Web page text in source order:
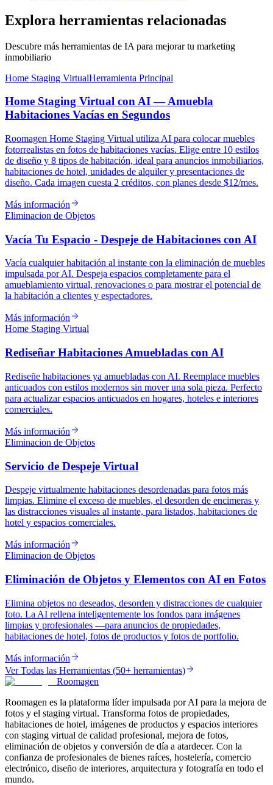
Explora herramientas relacionadas
Descubre más herramientas de IA para mejorar tu marketing
inmobiliario
Home Staging VirtualHerramienta Principal
Home Staging Virtual con AI — Amuebla
Habitaciones Vacías en Segundos
Roomagen Home Staging Virtual utiliza AI para colocar muebles
fotorrealistas en fotos de habitaciones vacías. Elige entre 10 estilos
de diseño y 8 tipos de habitación, ideal para anuncios inmobiliarios,
habitaciones de hotel, unidades de alquiler y presentaciones de
diseño. Cada imagen cuesta 2 créditos, con planes desde $12/mes.
Más información
Eliminacion de Objetos
Vacía Tu Espacio - Despeje de Habitaciones con AI
Vacía cualquier habitación al instante con la eliminación de muebles
impulsada por AI. Despeja espacios completamente para el
amueblamiento virtual, renovaciones o para mostrar el potencial de
la habitación a clientes y espectadores.
Más información
Home Staging Virtual
Rediseñar Habitaciones Amuebladas con AI
Rediseñe habitaciones ya amuebladas con AI. Reemplace muebles
anticuados con estilos modernos sin mover una sola pieza. Perfecto
para actualizar espacios anticuados en hogares, hoteles e interiores
comerciales.
Más información
Eliminacion de Objetos
Servicio de Despeje Virtual
Despeje virtualmente habitaciones desordenadas para fotos más
limpias. Elimine el exceso de muebles, el desorden de encimeras y
las distracciones visuales al instante, para listados, habitaciones de
hotel y espacios comerciales.
Más información
Eliminacion de Objetos
Eliminación de Objetos y Elementos con AI en Fotos
Elimina objetos no deseados, desorden y distracciones de cualquier
foto. La AI rellena inteligentemente los fondos para imágenes
limpias y profesionales —para anuncios de propiedades,
habitaciones de hotel, fotos de productos y fotos de portfolio.
Más información
Ver Todas las Herramientas (50+ herramientas)
Roomagen
Roomagen es la plataforma líder impulsada por AI para la mejora de
fotos y el staging virtual. Transforma fotos de propiedades,
habitaciones de hotel, imágenes de productos y espacios interiores
con staging virtual de calidad profesional, mejora de fotos,
eliminación de objetos y conversión de día a atardecer. Con la
confianza de profesionales de bienes raíces, hostelería, comercio
electrónico, diseño de interiores, arquitectura y fotografía en todo el
mundo.